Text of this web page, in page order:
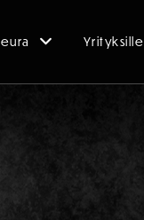
Yrityksille